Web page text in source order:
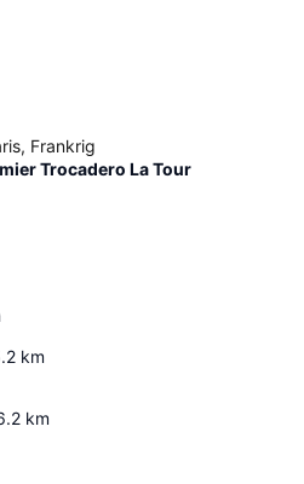
Frankrig
Trocadero La Tour
km
km